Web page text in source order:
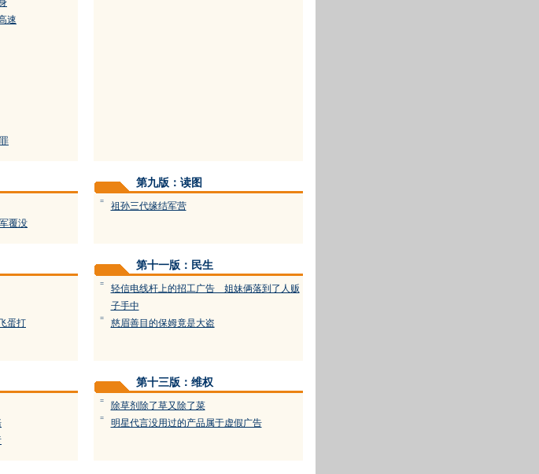
速
覆没
第九版：读图
= 祖孙三代缘结军营
蛋打
第十一版：民生
=
轻信电线杆上的招工广告 姐妹俩落到了人贩
子手中
= 慈眉善目的保姆竟是大盗
第十三版：维权
= 除草剂除了草又除了菜
= 明星代言没用过的产品属于虚假广告